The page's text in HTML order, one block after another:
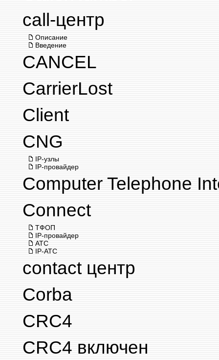
call-центр
Описание
Введение
CANCEL
CarrierLost
Client
CNG
IP-узлы
IP-провайдер
Computer Telephone
Connect
ТФОП
IP-провайдер
АТС
IP-АТС
contact центр
Corba
CRC4
CRC4 включен